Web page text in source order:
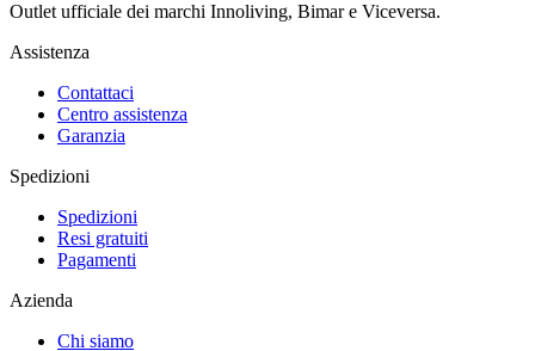
Outlet ufficiale dei marchi Innoliving, Bimar e Viceversa.
Assistenza
Contattaci
Centro assistenza
Garanzia
Spedizioni
Spedizioni
Resi gratuiti
Pagamenti
Azienda
Chi siamo